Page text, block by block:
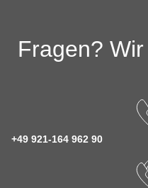
Fragen?
+49 921-164 962 90